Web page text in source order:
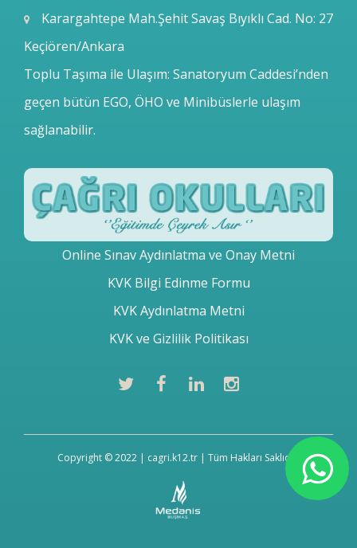
Karargahtepe Mah.Şehit Savaş Bıyıklı Cad. No: 27
Keçiören/Ankara
Toplu Taşıma ile Ulaşım: Sanatoryum Caddesi’nden
geçen bütün EGO, ÖHO ve Minibüslerle ulaşım
sağlanabilir.
Online Sınav Aydınlatma ve Onay Metni
KVK Bilgi Edinme Formu
KVK Aydınlatma Metni
KVK ve Gizlilik Politikası
Copyright © 2022 | cagri.k12.tr | Tüm Hakları Saklıdır.